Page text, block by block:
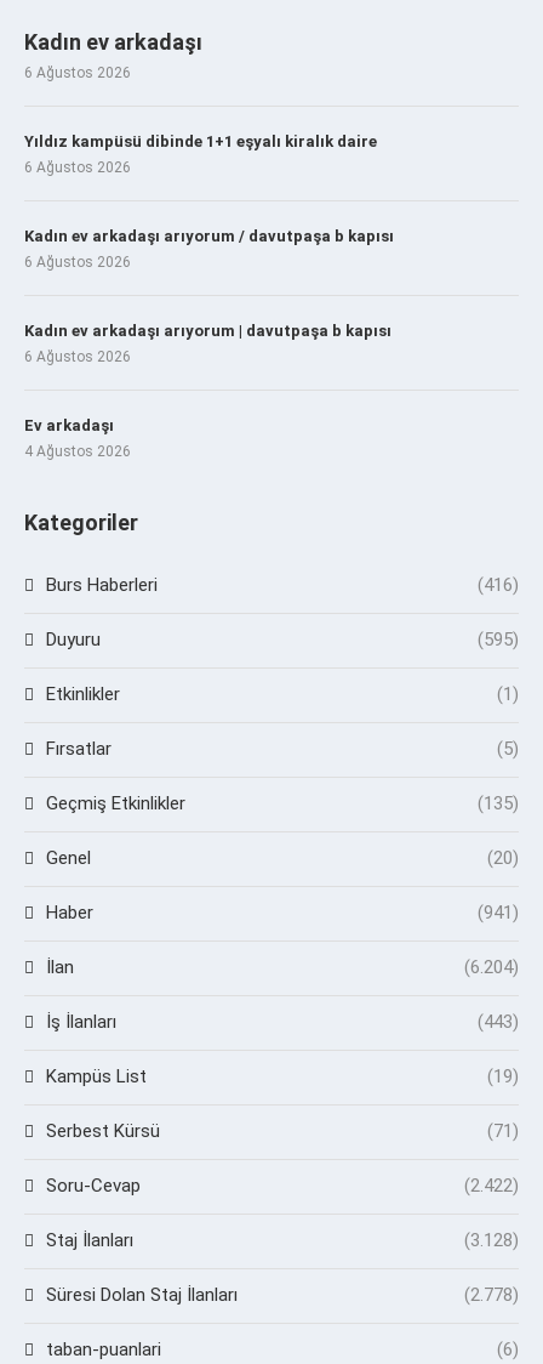
Kadın ev arkadaşı
6 Ağustos 2026
Yıldız kampüsü dibinde 1+1 eşyalı kiralık daire
6 Ağustos 2026
Kadın ev arkadaşı arıyorum / davutpaşa b kapısı
6 Ağustos 2026
Kadın ev arkadaşı arıyorum | davutpaşa b kapısı
6 Ağustos 2026
Ev arkadaşı
4 Ağustos 2026
Kategoriler
Burs Haberleri (416)
Duyuru (595)
Etkinlikler (1)
Fırsatlar (5)
Geçmiş Etkinlikler (135)
Genel (20)
Haber (941)
İlan (6.204)
İş İlanları (443)
Kampüs List (19)
Serbest Kürsü (71)
Soru-Cevap (2.422)
Staj İlanları (3.128)
Süresi Dolan Staj İlanları (2.778)
taban-puanlari (6)